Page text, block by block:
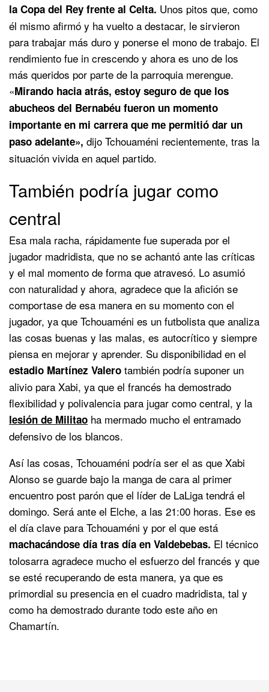
la Copa del Rey frente al Celta. Unos pitos que, como
él mismo afirmó y ha vuelto a destacar, le sirvieron
para trabajar más duro y ponerse el mono de trabajo. El
rendimiento fue in crescendo y ahora es uno de los
más queridos por parte de la parroquia merengue.
«Mirando hacia atrás, estoy seguro de que los
abucheos del Bernabéu fueron un momento
importante en mi carrera que me permitió dar un
paso adelante», dijo Tchouaméni recientemente, tras la
situación vivida en aquel partido.
También podría jugar como
central
Esa mala racha, rápidamente fue superada por el
jugador madridista, que no se achantó ante las críticas
y el mal momento de forma que atravesó. Lo asumió
con naturalidad y ahora, agradece que la afición se
comportase de esa manera en su momento con el
jugador, ya que Tchouaméni es un futbolista que analiza
las cosas buenas y las malas, es autocrítico y siempre
piensa en mejorar y aprender. Su disponibilidad en el
estadio Martínez Valero también podría suponer un
alivio para Xabi, ya que el francés ha demostrado
flexibilidad y polivalencia para jugar como central, y la
lesión de Militao ha mermado mucho el entramado
defensivo de los blancos.
Así las cosas, Tchouaméni podría ser el as que Xabi
Alonso se guarde bajo la manga de cara al primer
encuentro post parón que el líder de LaLiga tendrá el
domingo. Será ante el Elche, a las 21:00 horas. Ese es
el día clave para Tchouaméni y por el que está
machacándose día tras día en Valdebebas. El técnico
tolosarra agradece mucho el esfuerzo del francés y que
se esté recuperando de esta manera, ya que es
primordial su presencia en el cuadro madridista, tal y
como ha demostrado durante todo este año en
Chamartín.